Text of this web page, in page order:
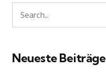
Search
for:
Neueste Beiträge